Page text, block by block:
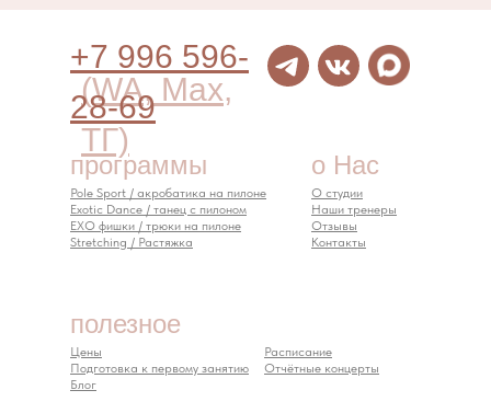
(WA, Max,
ТГ)
полезное
о Нас
+7 996 596-
28-69
программы
Цены
Расписание
Подготовка к первому занятию
Отчётные концерты
Блог
О студии
Наши тренеры
Отзывы
Контакты
Pole Sport / акробатика на пилоне
Exotic Dance / танец с пилоном
EXO фишки / трюки на пилоне
Stretching / Растяжка